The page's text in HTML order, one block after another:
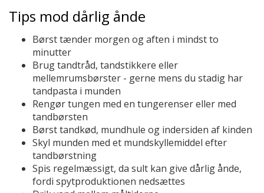
Tips mod dårlig ånde
Børst tænder morgen og aften i mindst to
minutter
Brug tandtråd, tandstikkere eller
mellemrumsbørster - gerne mens du stadig har
tandpasta i munden
Rengør tungen med en tungerenser eller med
tandbørsten
Børst tandkød, mundhule og indersiden af kinden
Skyl munden med et mundskyllemiddel efter
tandbørstning
Spis regelmæssigt, da sult kan give dårlig ånde,
fordi spytproduktionen nedsættes